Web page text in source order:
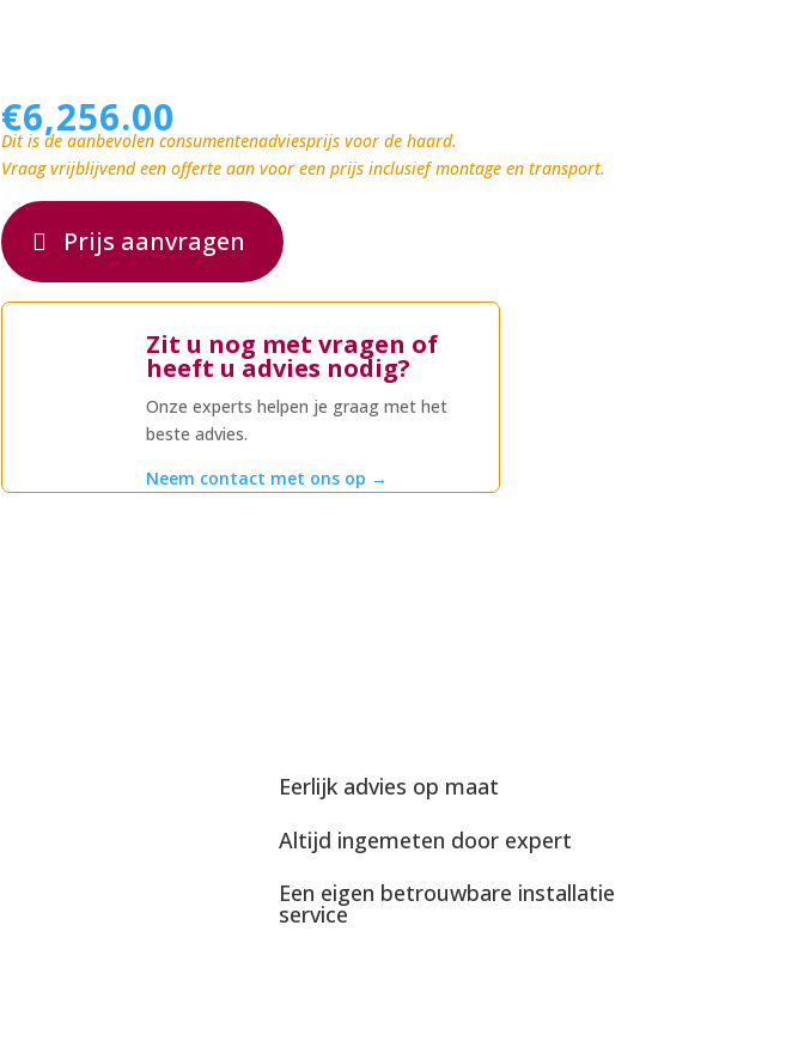
€6,256.00
Dit is de aanbevolen consumentenadviesprijs voor de haard.
Vraag vrijblijvend een offerte aan voor een prijs inclusief montage en transport.
Prijs aanvragen
Zit u nog met vragen of
heeft u advies nodig?
Onze experts helpen je graag met het
beste advies.
Neem contact met ons op →
Eerlijk advies op maat
Altijd ingemeten door expert
Een eigen betrouwbare installatie
service